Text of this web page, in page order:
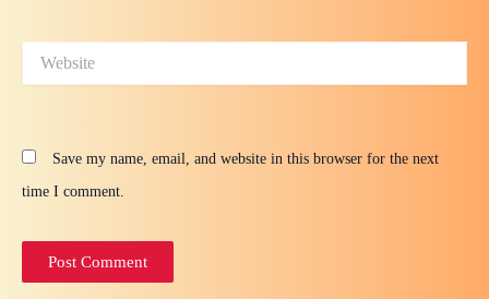
Save my name, email, and website in this browser for the next
time I comment.